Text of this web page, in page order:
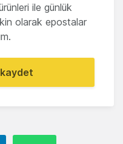
ile günlük
olarak epostalar